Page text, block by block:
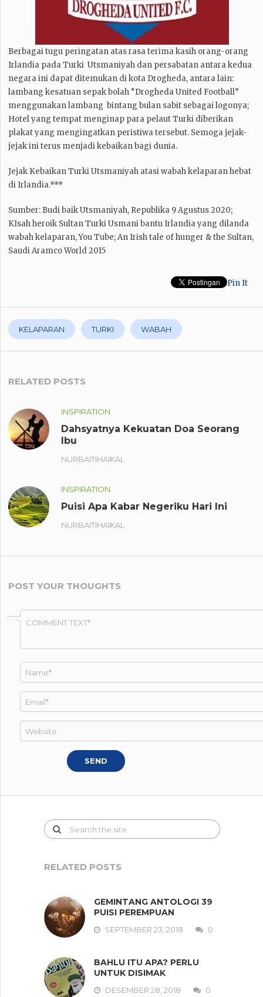
Berbagai tugu peringatan atas rasa terima kasih orang-orang
Irlandia pada Turki Utsmaniyah dan persabatan antara kedua
negara ini dapat ditemukan di kota Drogheda, antara lain:
lambang kesatuan sepak bolah “Drogheda United Football”
menggunakan lambang bintang bulan sabit sebagai logonya;
Hotel yang tempat menginap para pelaut Turki diberikan
plakat yang mengingatkan peristiwa tersebut. Semoga jejak-
jejak ini terus menjadi kebaikan bagi dunia.
Jejak Kebaikan Turki Utsmaniyah atasi wabah kelaparan hebat
di Irlandia.***
Sumber: Budi baik Utsmaniyah, Republika 9 Agustus 2020;
KIsah heroik Sultan Turki Usmani bantu Irlandia yang dilanda
wabah kelaparan, You Tube; An Irish tale of hunger & the Sultan,
Saudi Aramco World 2015
Pin It
KELAPARAN TURKI WABAH
RELATED POSTS
INSPIRATION
Dahsyatnya Kekuatan Doa Seorang
Ibu
NURBAITIHAIKAL
INSPIRATION
Puisi Apa Kabar Negeriku Hari Ini
NURBAITIHAIKAL
POST YOUR THOUGHTS
RELATED POSTS
GEMINTANG ANTOLOGI 39
PUISI PEREMPUAN
SEPTEMBER 23, 2018 0
BAHLU ITU APA? PERLU
UNTUK DISIMAK
DESEMBER 28, 2018 0